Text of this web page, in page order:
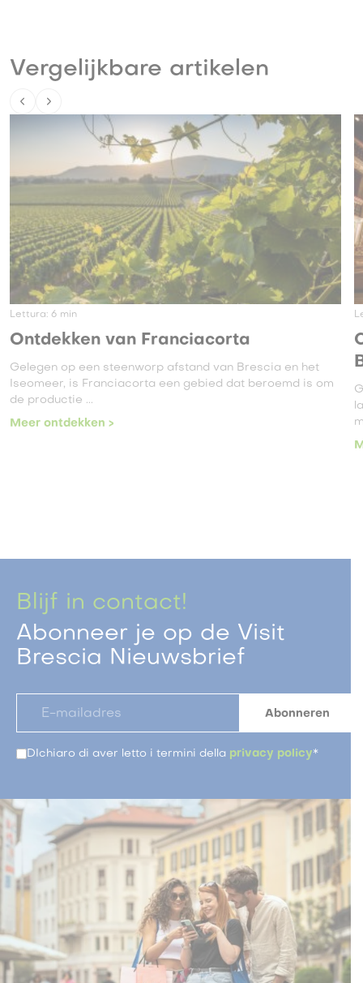
Vergelijkbare artikelen
Lettura: 6 min
Ontdekken van Franciacorta
Gelegen op een steenworp afstand van Brescia en het
Iseomeer, is Franciacorta een gebied dat beroemd is om
de productie ...
Meer ontdekken >
Blijf in contact!
Abonneer je op de Visit
Brescia Nieuwsbrief
DIchiaro di aver letto i termini della privacy policy*